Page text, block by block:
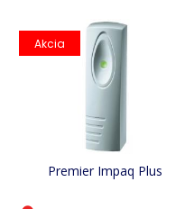
Akcia
Premier Impaq Plus